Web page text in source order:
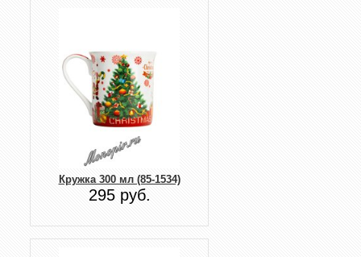
Кружка 300 мл (85-1534)
295 руб.